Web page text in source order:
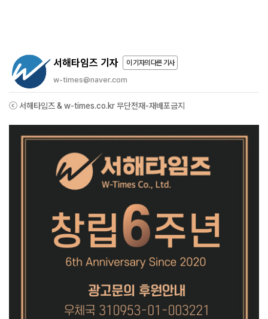
서해타임즈 기자 이 기자의 다른 기사
w-times@naver.com
ⓒ 서해타임즈 & w-times.co.kr 무단전재-재배포금지